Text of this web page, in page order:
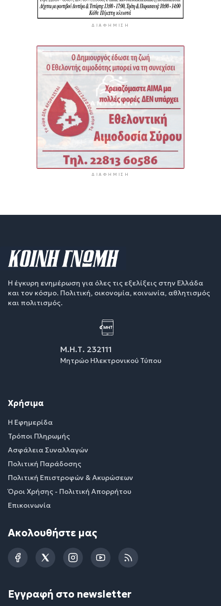
ΔΙΑΦΉΜΙΣΗ
ΔΙΑΦΉΜΙΣΗ
Η έγκυρη ενημέρωση για όλες τις εξελίξεις στην Ελλάδα
και τον κόσμο. Πολιτική, οικονομία, κοινωνία, αθλητισμός
και πολιτισμός.
Μ.Η.Τ. 232111
Μητρώο Ηλεκτρονικού Τύπου
Χρήσιμα
Η Εφημερίδα
Τρόποι Πληρωμής
Ασφάλεια Συναλλαγών
Πολιτική Παράδοσης
Πολιτική Επιστροφών & Ακυρώσεων
Όροι Χρήσης - Πολιτική Απορρήτου
Επικοινωνία
Ακολουθήστε μας
FacebookTwitterInstagramYouTubeRSS
Εγγραφή στο newsletter